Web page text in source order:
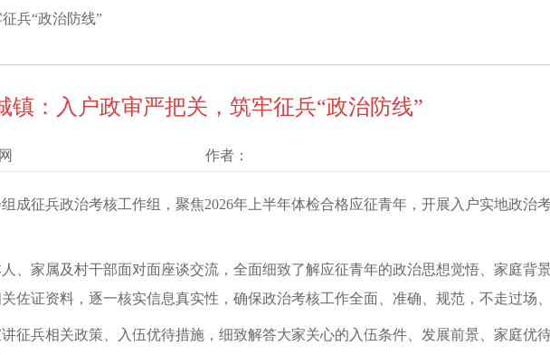
兵“政治防线”
镇：入户政审严把关，筑牢征兵“政治防线”
作者：
成征兵政治考核工作组，聚焦2026年上半年体检合格应征青年，开展入户实地政治
、家属及村干部面对面座谈交流，全面细致了解应征青年的政治思想觉悟、家庭背
佐证资料，逐一核实信息真实性，确保政治考核工作全面、准确、规范，不走过场、
征兵相关政策、入伍优待措施，细致解答大家关心的入伍条件、发展前景、家庭优